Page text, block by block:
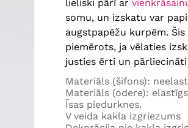
lieliski pārī ar
somu, un izskatu var
augstpapēžu kurpēm.
piemērots, ja vēlaties
justies ērti un pārliecināti
Materiāls (šifons):
Materiāls (odere):
Īsas piedurknes.
V veida kakla izgriezums